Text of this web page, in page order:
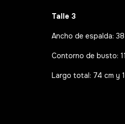
Talle 3
Ancho de espalda:
Contorno de busto:
Largo total: 74 cm y